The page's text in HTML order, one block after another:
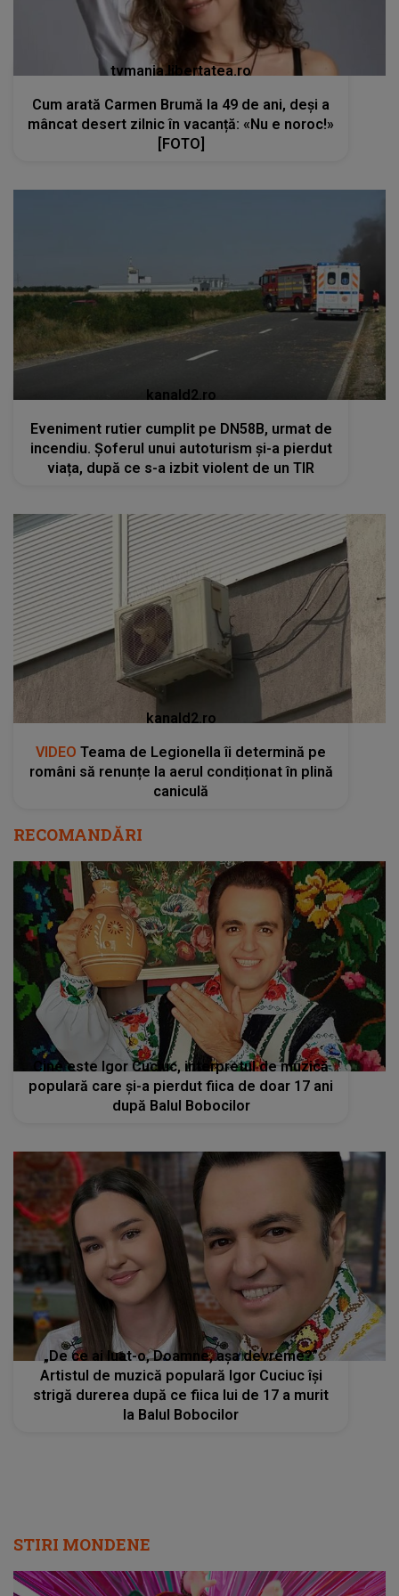
Eveniment rutier cumplit pe DN58B, urmat de
incendiu. Șoferul unui autoturism și-a pierdut
viața, după ce s-a izbit violent de un TIR
kanald2.ro
VIDEOTeama de Legionella îi determină pe
români să renunțe la aerul condiționat în plină
caniculă
RECOMANDĂRI
Cine este Igor Cuciuc, interpretul de muzică
populară care și-a pierdut fiica de doar 17 ani
după Balul Bobocilor
„De ce ai luat-o, Doamne, așa devreme?”
Artistul de muzică populară Igor Cuciuc își
strigă durerea după ce fiica lui de 17 a murit
la Balul Bobocilor
STIRI MONDENE